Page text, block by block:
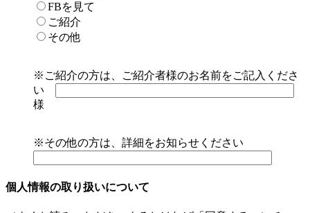
FBを見て
ご紹介
その他
※ご紹介の方は、ご紹介者様のお名前をご記入くださ
い
様
※その他の方は、詳細をお知らせください
個人情報の取り扱いについて